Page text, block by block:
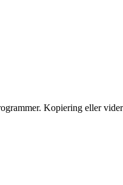
Kopiering eller